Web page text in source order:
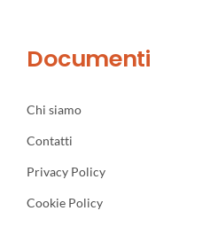
Documenti
Chi siamo
Contatti
Privacy Policy
Cookie Policy